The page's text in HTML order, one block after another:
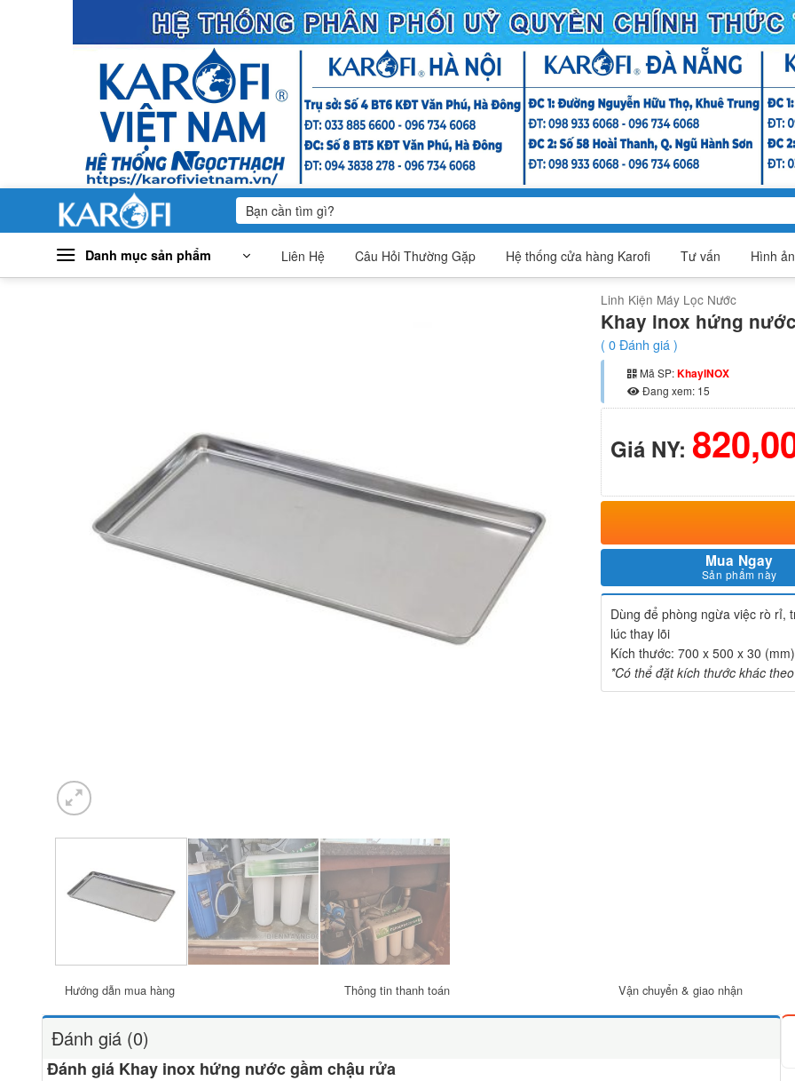
Tìm
kiếm:
Danh mục sản phẩm Liên Hệ Câu Hỏi Thường Gặp Hệ thống cửa hàng Karofi Tư vấn Hình
Linh Kiện Máy Lọc Nước
Khay inox hứng
( 0Đánh giá )
Mã SP:KhayINOX
Đang xem: 15
Giá NY:
Mua Ngay
Sản phẩm này
Dùng để phòng ngừa việc rò rỉ,
lúc thay lõi
Kích thước: 700 x 500 x 30 (mm)
*Có thể đặt kích thước khác
Hướng dẫn mua hàng Thông tin thanh toán Vận chuyển & giao nhận
Đánh giá (0)
Đánh giá Khay inox hứng nước gầm chậu rửa